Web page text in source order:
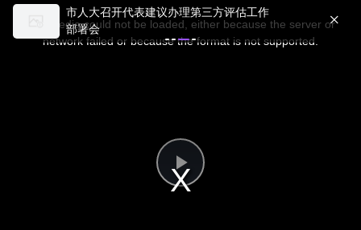
×
市人大召开代表建议办理第三方评估工作
部署会
Play
modal
The media could not be loaded, either because the server or
network failed or because the format is not supported.